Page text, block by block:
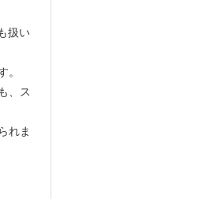
扱い
。
、ス
れま